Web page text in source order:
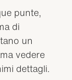
punte,
di
un
vedere
dettagli.